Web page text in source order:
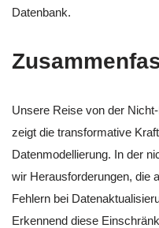
Datenbank.
Unsere Reise von der
zeigt die transformative
Datenmodellierung. In der
wir Herausforderungen, die
Fehlern bei
Erkennend diese